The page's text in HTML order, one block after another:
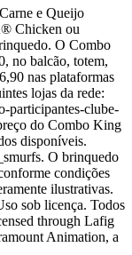
e Queijo
Chicken ou
O Combo
no balcão, totem,
nas plataformas
lojas da rede:
participantes-clube-
do Combo King
disponíveis.
O brinquedo
condições
ilustrativas.
sob licença. Todos
through Lafig
Animation, a